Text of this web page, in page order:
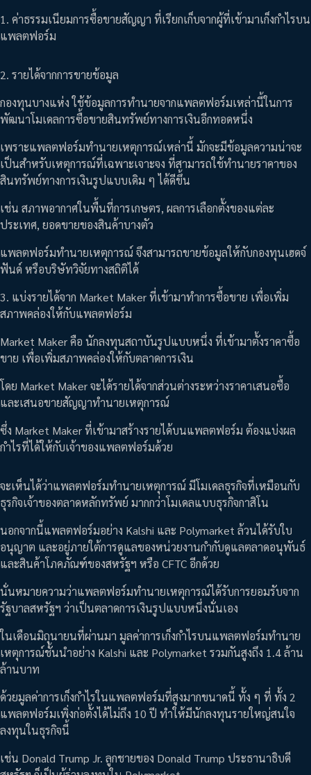
1. ค่าธรรมเนียมการซื้อขายสัญญา ที่เรียกเก็บจากผู้ที่เข้ามาเก็งกำไรบน
แพลตฟอร์ม
2. รายได้จากการขายข้อมูล
กองทุนบางแห่ง ใช้ข้อมูลการทำนายจากแพลตฟอร์มเหล่านี้ในการ
พัฒนาโมเดลการซื้อขายสินทรัพย์ทางการเงินอีกทอดหนึ่ง
เพราะแพลตฟอร์มทำนายเหตุการณ์เหล่านี้ มักจะมีข้อมูลความน่าจะ
เป็นสำหรับเหตุการณ์ที่เฉพาะเจาะจง ที่สามารถใช้ทำนายราคาของ
สินทรัพย์ทางการเงินรูปแบบเดิม ๆ ได้ดีขึ้น
เช่น สภาพอากาศในพื้นที่การเกษตร, ผลการเลือกตั้งของแต่ละ
ประเทศ, ยอดขายของสินค้าบางตัว
แพลตฟอร์มทำนายเหตุการณ์ จึงสามารถขายข้อมูลให้กับกองทุนเฮดจ์
ฟันด์ หรือบริษัทวิจัยทางสถิติได้
3. แบ่งรายได้จาก Market Maker ที่เข้ามาทำการซื้อขาย เพื่อเพิ่ม
สภาพคล่องให้กับแพลตฟอร์ม
Market Maker คือ นักลงทุนสถาบันรูปแบบหนึ่ง ที่เข้ามาตั้งราคาซื้อ
ขาย เพื่อเพิ่มสภาพคล่องให้กับตลาดการเงิน
โดย Market Maker จะได้รายได้จากส่วนต่างระหว่างราคาเสนอซื้อ
และเสนอขายสัญญาทำนายเหตุการณ์
ซึ่ง Market Maker ที่เข้ามาสร้างรายได้บนแพลตฟอร์ม ต้องแบ่งผล
กำไรที่ได้ให้กับเจ้าของแพลตฟอร์มด้วย
จะเห็นได้ว่าแพลตฟอร์มทำนายเหตุการณ์ มีโมเดลธุรกิจที่เหมือนกับ
ธุรกิจเจ้าของตลาดหลักทรัพย์ มากกว่าโมเดลแบบธุรกิจกาสิโน
นอกจากนี้แพลตฟอร์มอย่าง Kalshi และ Polymarket ล้วนได้รับใบ
อนุญาต และอยู่ภายใต้การดูแลของหน่วยงานกำกับดูแลตลาดอนุพันธ์
และสินค้าโภคภัณฑ์ของสหรัฐฯ หรือ CFTC อีกด้วย
นั่นหมายความว่าแพลตฟอร์มทำนายเหตุการณ์ได้รับการยอมรับจาก
รัฐบาลสหรัฐฯ ว่าเป็นตลาดการเงินรูปแบบหนึ่งนั่นเอง
ในเดือนมิถุนายนที่ผ่านมา มูลค่าการเก็งกำไรบนแพลตฟอร์มทำนาย
เหตุการณ์ชั้นนำอย่าง Kalshi และ Polymarket รวมกันสูงถึง 1.4 ล้าน
ล้านบาท
ด้วยมูลค่าการเก็งกำไรในแพลตฟอร์มที่สูงมากขนาดนี้ ทั้ง ๆ ที่ ทั้ง 2
แพลตฟอร์มเพิ่งก่อตั้งได้ไม่ถึง 10 ปี ทำให้มีนักลงทุนรายใหญ่สนใจ
ลงทุนในธุรกิจนี้
เช่น Donald Trump Jr. ลูกชายของ Donald Trump ประธานาธิบดี